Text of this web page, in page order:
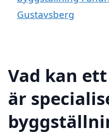
Gustavsberg
Vad kan
är